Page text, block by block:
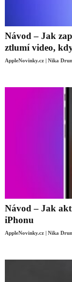
Návod – Jak
ztlumí video,
AppleNovinky.cz | Nika
Návod – Jak
iPhonu
AppleNovinky.cz | Nika